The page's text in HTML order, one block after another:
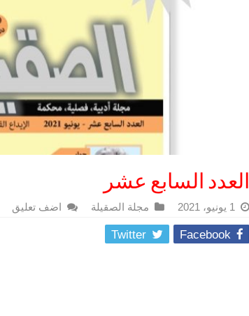
العدد السابع عشر
1 يونيو، 2021 مجلة الصقيلة اضف تعليق
Facebook
Twitter